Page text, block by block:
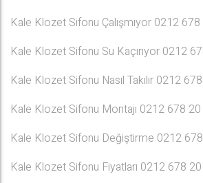
Kale Klozet Sifonu Çalışmıyor 0212
Kale Klozet Sifonu Su Kaçırıyor 0212
Kale Klozet Sifonu Nasıl Takılır 0212
Kale Klozet Sifonu Montajı 0212 678
Kale Klozet Sifonu Değiştirme 0212
Kale Klozet Sifonu Fiyatları 0212 678